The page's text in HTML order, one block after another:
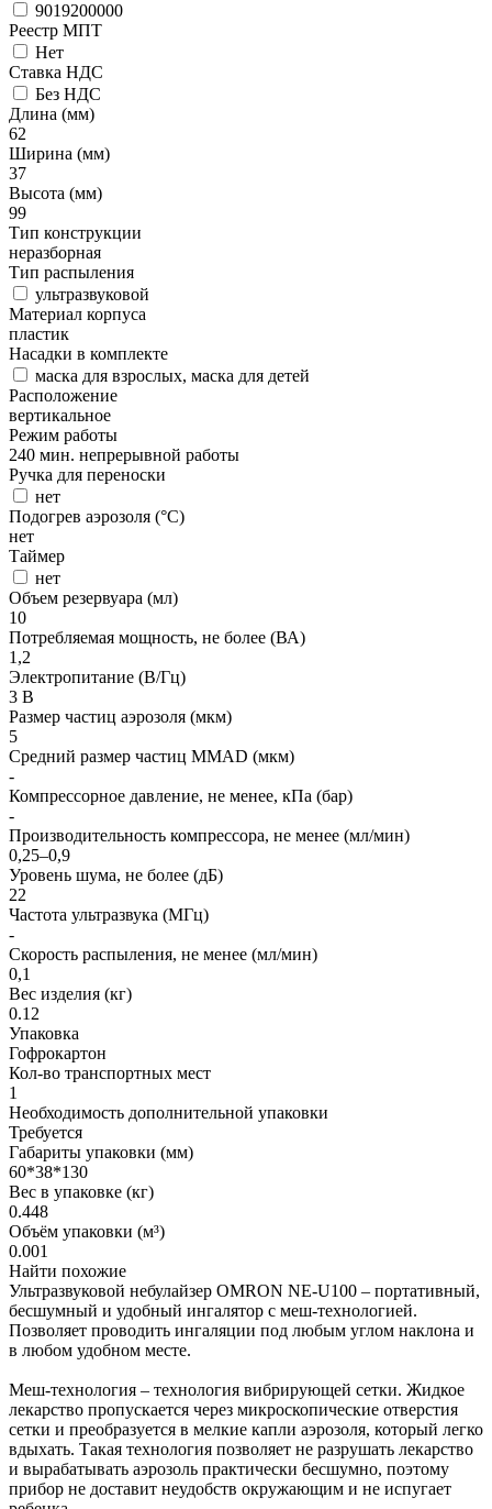
9019200000
Реестр МПТ
Нет
Ставка НДС
Без НДС
Длина (мм)
62
Ширина (мм)
37
Высота (мм)
99
Тип конструкции
неразборная
Тип распыления
ультразвуковой
Материал корпуса
пластик
Насадки в комплекте
маска для взрослых, маска для детей
Расположение
вертикальное
Режим работы
240 мин. непрерывной работы
Ручка для переноски
нет
Подогрев аэрозоля (°С)
нет
Таймер
нет
Объем резервуара (мл)
10
Потребляемая мощность, не более (ВА)
1,2
Электропитание (В/Гц)
3 В
Размер частиц аэрозоля (мкм)
5
Средний размер частиц MMAD (мкм)
-
Компрессорное давление, не менее, кПа (бар)
-
Производительность компрессора, не менее (мл/мин)
0,25–0,9
Уровень шума, не более (дБ)
22
Частота ультразвука (МГц)
-
Скорость распыления, не менее (мл/мин)
0,1
Вес изделия (кг)
0.12
Упаковка
Гофрокартон
Кол-во транспортных мест
1
Необходимость дополнительной упаковки
Требуется
Габариты упаковки (мм)
60*38*130
Вес в упаковке (кг)
0.448
Объём упаковки (м³)
0.001
Найти похожие
Ультразвуковой небулайзер OMRON NE-U100 – портативный,
бесшумный и удобный ингалятор с меш-технологией.
Позволяет проводить ингаляции под любым углом наклона и
в любом удобном месте.
Меш-технология – технология вибрирующей сетки. Жидкое
лекарство пропускается через микроскопические отверстия
сетки и преобразуется в мелкие капли аэрозоля, который легко
вдыхать. Такая технология позволяет не разрушать лекарство
и вырабатывать аэрозоль практически бесшумно, поэтому
прибор не доставит неудобств окружающим и не испугает